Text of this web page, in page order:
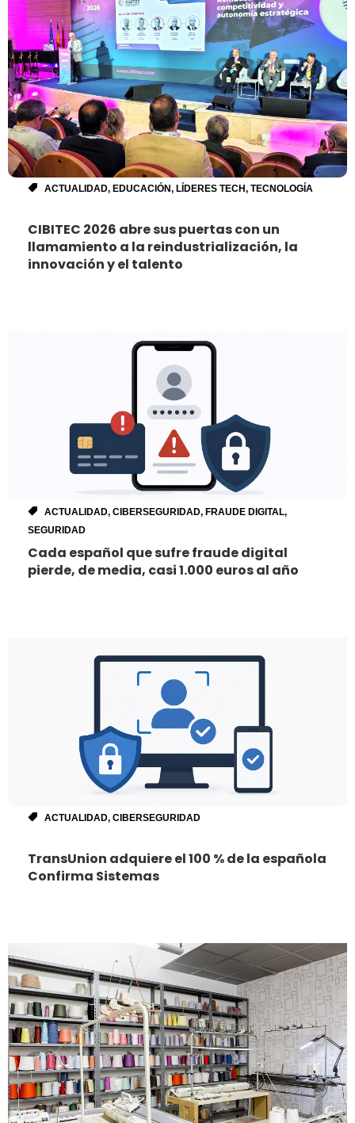
ACTUALIDAD, EDUCACIÓN, LÍDERES TECH, TECNOLOGÍA
CIBITEC 2026 abre sus puertas con un
llamamiento a la reindustrialización, la
innovación y el talento
ACTUALIDAD, CIBERSEGURIDAD, FRAUDE DIGITAL,
SEGURIDAD
Cada español que sufre fraude digital
pierde, de media, casi 1.000 euros al año
ACTUALIDAD, CIBERSEGURIDAD
TransUnion adquiere el 100 % de la española
Confirma Sistemas